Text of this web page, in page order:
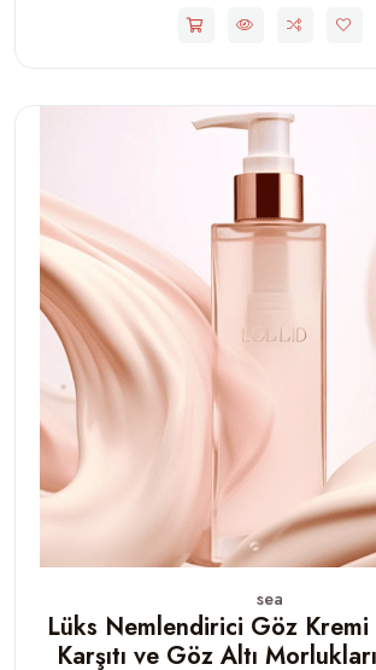
sea
Lüks Nemlendirici Göz Kremi
Karşıtı ve Göz Altı